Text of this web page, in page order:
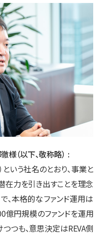
（以下、敬称略）
いう社名のとおり、事業と
在力を引き出すことを理念
、本格的なファンド運用は
億円規模のファンドを運用
つも、意思決定はREVA側